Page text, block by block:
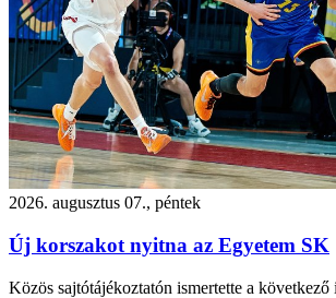
2026. augusztus 07., péntek
Új korszakot nyitna az Egyetem SK
Közös sajtótájékoztatón ismertette a